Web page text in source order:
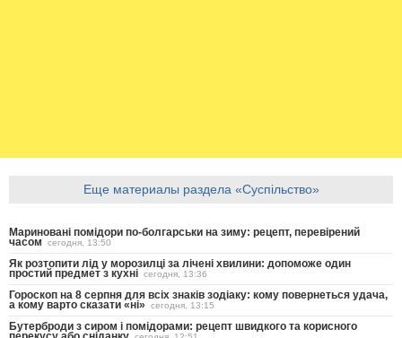
Еще материалы раздела «Суспільство»
Мариновані помідори по-болгарськи на зиму: рецепт, перевірений
часом сегодня, 13:50
Як розтопити лід у морозилці за лічені хвилини: допоможе один
простий предмет з кухні сегодня, 13:36
Гороскоп на 8 серпня для всіх знаків зодіаку: кому повернеться удача,
а кому варто сказати «ні» сегодня, 13:15
Бутерброди з сиром і помідорами: рецепт швидкого та корисного